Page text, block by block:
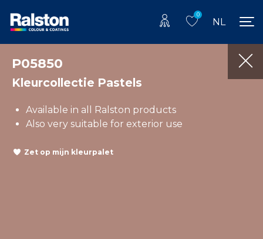
0
NL
P05850
Kleurcollectie Pastels
Available in all Ralston products
Also very suitable for exterior use
Zet op mijn kleurpalet